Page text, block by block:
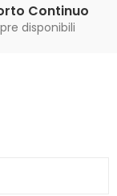
Continuo
disponibili